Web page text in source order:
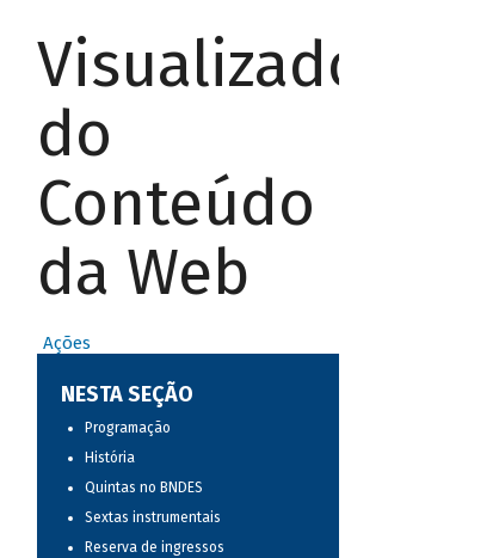
Visualizador
do
Conteúdo
da Web
Ações
NESTA SEÇÃO
Programação
História
Quintas no BNDES
Sextas instrumentais
Reserva de ingressos